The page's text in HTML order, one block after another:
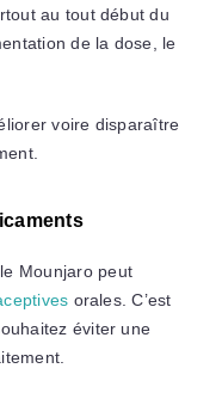
au tout début du
de la dose, le
voire disparaître
Mounjaro peut
orales. C’est
éviter une